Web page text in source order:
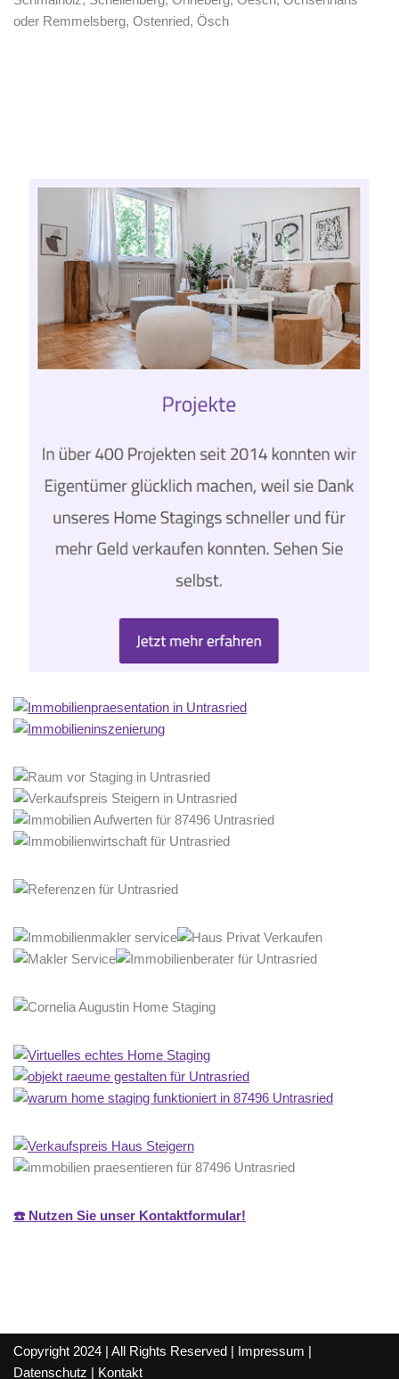
☎️ Nutzen Sie unser Kontaktformular!
Copyright 2024 | All Rights Reserved | Impressum |
Datenschutz | Kontakt